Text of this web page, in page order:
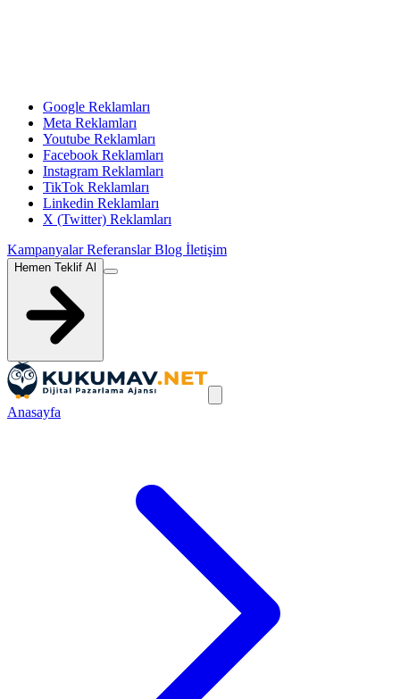
Google Reklamları
Meta Reklamları
Youtube Reklamları
Facebook Reklamları
Instagram Reklamları
TikTok Reklamları
Linkedin Reklamları
X (Twitter) Reklamları
KampanyalarReferanslarBlog İletişim
Hemen Teklif Al
Anasayfa